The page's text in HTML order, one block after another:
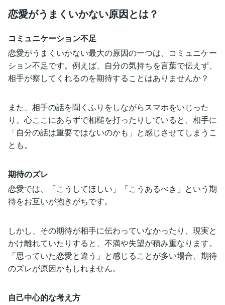
恋愛がうまくいかない原因とは？
コミュニケーション不足
恋愛がうまくいかない最大の原因の一つは、コミュニケー
ション不足です。例えば、自分の気持ちを言葉で伝えず、
相手が察してくれるのを期待することはありませんか？
また、相手の話を聞くふりをしながらスマホをいじった
り、心ここにあらずで相槌を打ったりしていると、相手に
「自分の話は重要ではないのかも」と感じさせてしまうこ
とも。
期待のズレ
恋愛では、「こうしてほしい」「こうあるべき」という期
待をお互いが抱きがちです。
しかし、その期待が相手に伝わっていなかったり、現実と
かけ離れていたりすると、不満や失望が積み重なります。
「思っていた恋愛と違う」と感じることが多い場合、期待
のズレが原因かもしれません。
自己中心的な考え方